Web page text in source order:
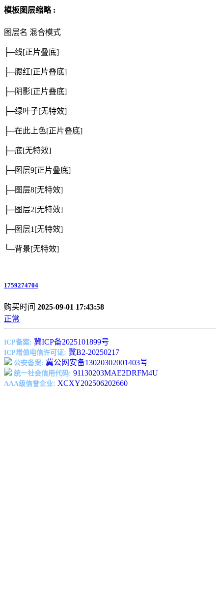
模板图层缩略 :
图层名 混合模式
├─线[正片叠底]
├─腮红[正片叠底]
├─阴影[正片叠底]
├─绿叶子[无特效]
├─在此上色[正片叠底]
├─底[无特效]
├─图层9[正片叠底]
├─图层8[无特效]
├─图层2[无特效]
├─图层1 [无特效]
└─背景[无特效]
1759274704
购买时间 2025-09-01 17:43:58
正常
ICP备案: 冀ICP备2025101899号
ICP增值电信许可证: 冀B2-20250217
公安备案: 冀公网安备13020302001403号
统一社会信用代码: 91130203MAE2DRFM4U
AAA级信誉企业: XCXY202506202660